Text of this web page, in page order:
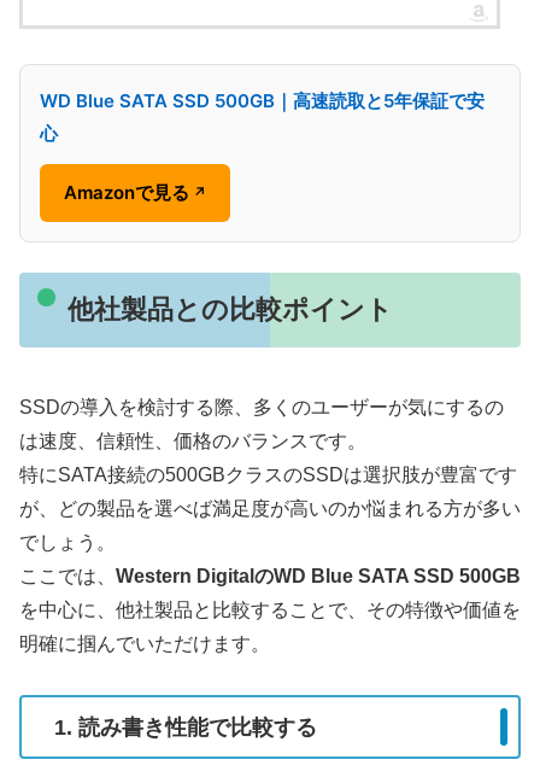
WD Blue SATA SSD 500GB｜高速読取と5年保証で安
心
Amazonで見る ↗
他社製品との比較ポイント
SSDの導入を検討する際、多くのユーザーが気にするの
は速度、信頼性、価格のバランスです。
特にSATA接続の500GBクラスのSSDは選択肢が豊富です
が、どの製品を選べば満足度が高いのか悩まれる方が多い
でしょう。
ここでは、 Western DigitalのWD Blue SATA SSD 500GB
を中心に、他社製品と比較することで、その特徴や価値を
明確に掴んでいただけます。
1. 読み書き性能で比較する